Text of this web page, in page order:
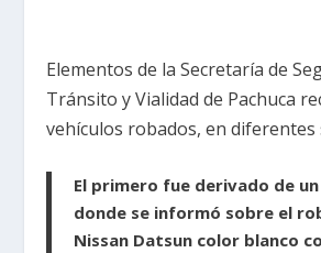
Elementos de la Secretaría de
Tránsito y Vialidad de Pachuca
vehículos robados, en diferentes
El primero fue derivado de
donde se informó sobre el
Nissan Datsun color blanco